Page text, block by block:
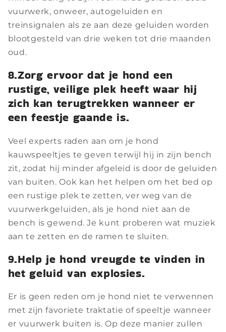
vuurwerk, onweer, autogeluiden en
treinsignalen als ze aan deze geluiden worden
blootgesteld van drie weken tot drie maanden
oud.
8.Zorg ervoor dat je hond een
rustige, veilige plek heeft waar hij
zich kan terugtrekken wanneer er
een feestje gaande is.
Veel experts raden aan om je hond
kauwspeeltjes te geven terwijl hij in zijn bench
zit, zodat hij minder afgeleid is door de geluiden
van buiten. Ook kan het helpen om het bed op
een rustige plek te zetten, ver weg van de
vuurwerkgeluiden, als je hond niet aan de
bench is gewend. Je kunt proberen wat muziek
aan te zetten en de ramen te sluiten.
9.Help je hond vreugde te vinden in
het geluid van explosies.
Er is geen reden om je hond niet te verwennen
met zijn favoriete traktatie of speeltje wanneer
er vuurwerk buiten is. Op deze manier zullen